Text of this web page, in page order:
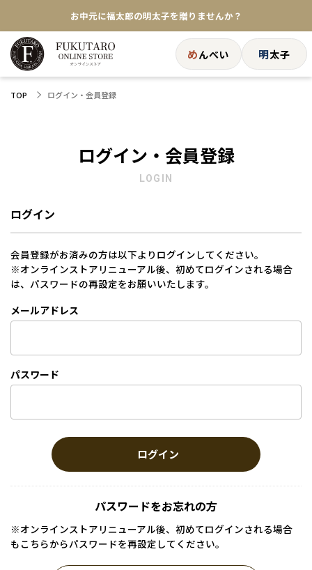
お中元に福太郎の明太子を贈りませんか？
★めんべい25周年記念商品が登場★
【色々な味を試したい方へ】ポストイン！めんべい
めんべい 明太子
TOP ログイン・会員登録
ログイン・会員登録
LOGIN
ログイン
会員登録がお済みの方は以下よりログインしてください。
※オンラインストアリニューアル後、初めてログインされる場合
は、パスワードの再設定をお願いいたします。
メールアドレス
パスワード
ログイン
パスワードをお忘れの方
※オンラインストアリニューアル後、初めてログインされる場合
もこちらからパスワードを再設定してください。